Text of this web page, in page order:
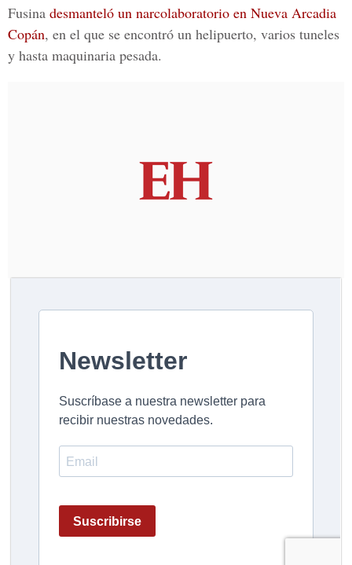
Fusina desmanteló un narcolaboratorio en Nueva Arcadia
Copán, en el que se encontró un helipuerto, varios tuneles
y hasta maquinaria pesada.